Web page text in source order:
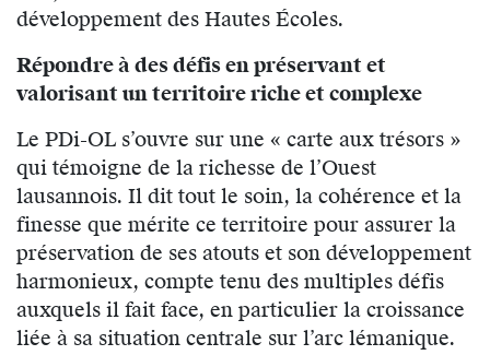
développement des Hautes Écoles.
Répondre à des défis en préservant et
valorisant un territoire riche et complexe
Le PDi-OL s’ouvre sur une « carte aux trésors »
qui témoigne de la richesse de l’Ouest
lausannois. Il dit tout le soin, la cohérence et la
finesse que mérite ce territoire pour assurer la
préservation de ses atouts et son développement
harmonieux, compte tenu des multiples défis
auxquels il fait face, en particulier la croissance
liée à sa situation centrale sur l’arc lémanique.